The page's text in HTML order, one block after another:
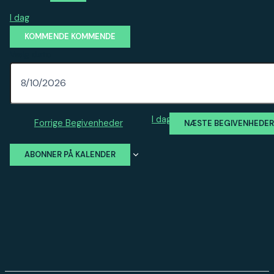
I dag
KOMMENDE KOMMENDE
Forrige Begivenheder I dag NÆSTE BEGIVENHEDER
ABONNER PÅ KALENDER